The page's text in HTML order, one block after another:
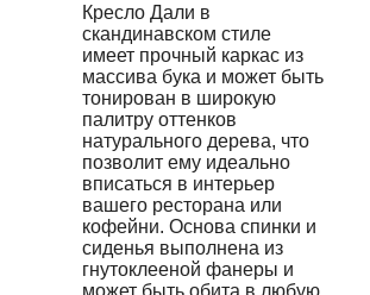
Кресло Дали в
скандинавском стиле
имеет прочный каркас из
массива бука и может быть
тонирован в широкую
палитру оттенков
натурального дерева, что
позволит ему идеально
вписаться в интерьер
вашего ресторана или
кофейни. Основа спинки и
сиденья выполнена из
гнутоклееной фанеры и
может быть обита в любую